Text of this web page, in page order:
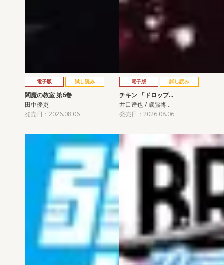
電子版 試し読み
閻魔の教室 第6巻
田中優吏
発売日：2026.08.06
電子版 試し読み
チキン 「ドロップ…
井口達也 / 歳脇将…
発売日：2026.08.06